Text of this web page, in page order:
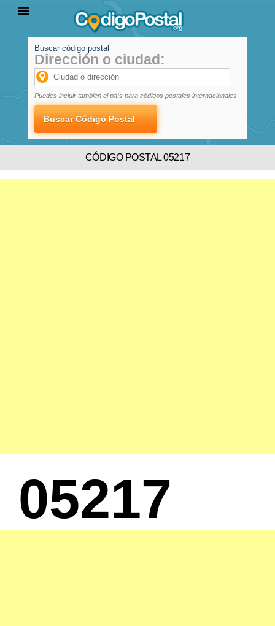
PROVINCIAS
LOCALIDADES
Buscar código postal
Dirección o ciudad:
Puedes incluir también el país para códigos postales internacionales
CÓDIGO POSTAL 05217
05217